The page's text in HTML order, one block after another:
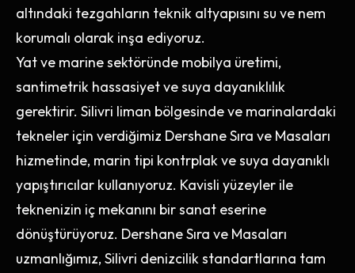
altındaki tezgahların teknik altyapısını su ve nem
korumalı olarak inşa ediyoruz.
Yat ve marine sektöründe mobilya üretimi,
santimetrik hassasiyet ve suya dayanıklılık
gerektirir. Silivri liman bölgesinde ve marinalardaki
tekneler için verdiğimiz Dershane Sıra ve Masaları
hizmetinde, marin tipi kontrplak ve suya dayanıklı
yapıştırıcılar kullanıyoruz. Kavisli yüzeyler ile
teknenizin iç mekanını bir sanat eserine
dönüştürüyoruz. Dershane Sıra ve Masaları
uzmanlığımız, Silivri denizcilik standartlarına tam